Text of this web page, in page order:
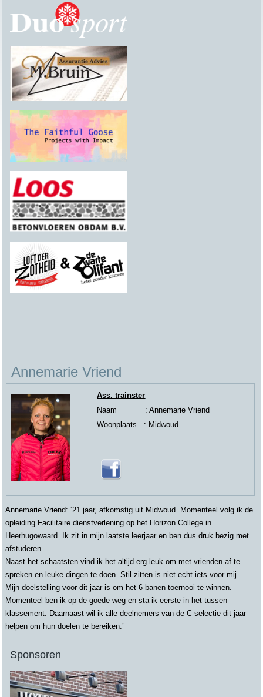
Annemarie Vriend
Ass. trainster
Naam : Annemarie Vriend
Woonplaats : Midwoud
Annemarie Vriend: ‘21 jaar, afkomstig uit Midwoud. Momenteel volg ik de
opleiding Facilitaire dienstverlening op het Horizon College in
Heerhugowaard. Ik zit in mijn laatste leerjaar en ben dus druk bezig met
afstuderen.
Naast het schaatsten vind ik het altijd erg leuk om met vrienden af te
spreken en leuke dingen te doen. Stil zitten is niet echt iets voor mij.
Mijn doelstelling voor dit jaar is om het 6-banen toernooi te winnen.
Momenteel ben ik op de goede weg en sta ik eerste in het tussen
klassement. Daarnaast wil ik alle deelnemers van de C-selectie dit jaar
helpen om hun doelen te bereiken.’
Sponsoren